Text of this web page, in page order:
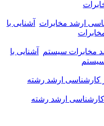
آشنایی با
آشنایی با
کارشناسی ارشد رشته